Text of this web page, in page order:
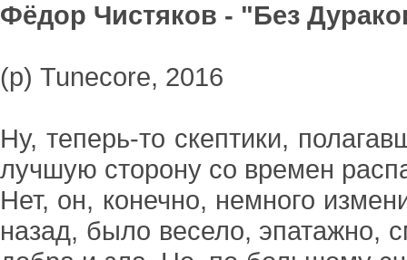
Фёдор Чистяков - "Без
(p) Tunecore, 2016
Ну, теперь-то скептики,
лучшую сторону со времен
Нет, он, конечно, немного
назад, было весело, эпатажно,